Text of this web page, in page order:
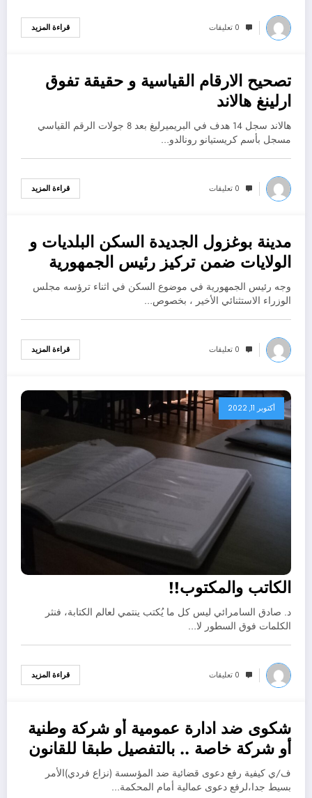
0 تعليقات قراءة المزيد
أكتوبر 11, 2022
تصحيح الارقام القياسية و حقيقة تفوق
ارلينغ هالاند
هالاند سجل 14 هدف في البريميرليغ بعد 8 جولات الرقم القياسي
مسجل بأسم كريستيانو رونالدو…
0 تعليقات قراءة المزيد
أكتوبر 11, 2022
مدينة بوغزول الجديدة السكن البلديات و
الولايات ضمن تركيز رئيس الجمهورية
وجه رئيس الجمهورية في موضوع السكن في اثناء ترؤسه مجلس
الوزراء الاستثنائي الأخير ، بخصوص…
0 تعليقات قراءة المزيد
أكتوبر 11, 2022
الكاتب والمكتوب!!
د. صادق السامرائي ليس كل ما يُكتب ينتمي لعالم الكتابة، فنثر
الكلمات فوق السطور لا…
0 تعليقات قراءة المزيد
أكتوبر 11, 2022
شكوى ضد ادارة عمومية أو شركة وطنية
أو شركة خاصة .. بالتفصيل طبقا للقانون
الجزائري
ف/ي كيفية رفع دعوى قضائية ضد المؤسسة (نزاع فردي)الأمر
بسيط جدا،لرفع دعوى عمالية أمام المحكمة…